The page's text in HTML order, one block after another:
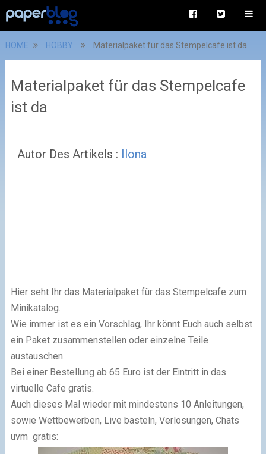
HOME HOBBY Materialpaket für das Stempelcafe ist da
Materialpaket für das Stempelcafe
ist da
Autor Des Artikels : Ilona
Hier seht Ihr das Materialpaket für das Stempelcafe zum
Minikatalog.
Wie immer ist es ein Vorschlag, Ihr könnt Euch auch selbst
ein Paket zusammenstellen oder einzelne Teile
austauschen.
Bei einer Bestellung ab 65 Euro ist der Eintritt in das
virtuelle Cafe gratis.
Auch dieses Mal wieder mit mindestens 10 Anleitungen,
sowie Wettbewerben, Live basteln, Verlosungen, Chats
uvm gratis: